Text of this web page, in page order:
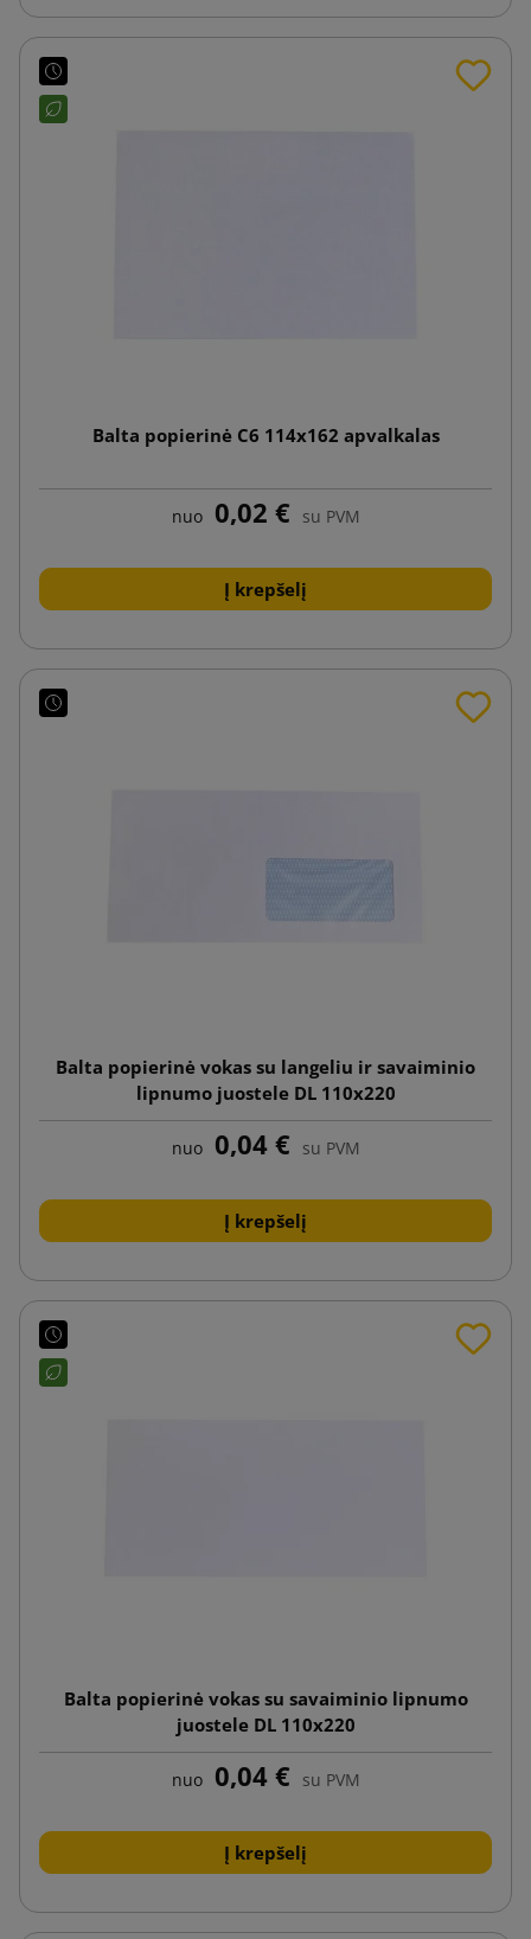
Balta popierinė C6 114x162 apvalkalas
nuo 0,02 € su PVM
Į krepšelį
Balta popierinė vokas su langeliu ir savaiminio
lipnumo juostele DL 110x220
nuo 0,04 € su PVM
Į krepšelį
Balta popierinė vokas su savaiminio lipnumo
juostele DL 110x220
nuo 0,04 € su PVM
Į krepšelį